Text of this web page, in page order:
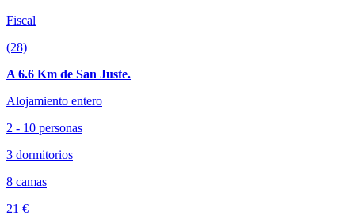
Fiscal
(28)
A 6.6 Km de San Juste.
Alojamiento entero
2 - 10 personas
3 dormitorios
8 camas
21 €